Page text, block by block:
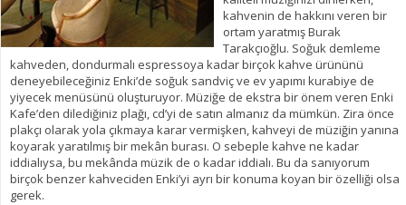
kahvenin de hakkını veren bir
ortam yaratmış Burak
Tarakçıoğlu. Soğuk demleme
kahveden, dondurmalı espressoya kadar birçok kahve ürününü
deneyebileceğiniz Enki’de soğuk sandviç ve ev yapımı kurabiye de
yiyecek menüsünü oluşturuyor. Müziğe de ekstra bir önem veren Enki
Kafe’den dilediğiniz plağı, cd’yi de satın almanız da mümkün. Zira önce
plakçı olarak yola çıkmaya karar vermişken, kahveyi de müziğin yanına
koyarak yaratılmış bir mekân burası. O sebeple kahve ne kadar
iddialıysa, bu mekânda müzik de o kadar iddialı. Bu da sanıyorum
birçok benzer kahveciden Enki’yi ayrı bir konuma koyan bir özelliği olsa
gerek.